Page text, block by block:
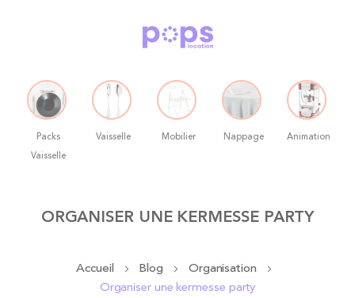
Packs
Vaisselle
Vaisselle Mobilier Nappage Animation
ORGANISER UNE KERMESSE PARTY
Accueil Blog
Organisation
Organiser une kermesse party